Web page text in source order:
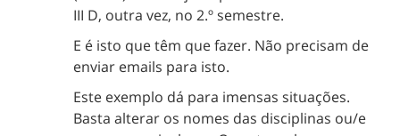
III D, outra vez, no 2.º semestre.
E é isto que têm que fazer. Não precisam de
enviar emails para isto.
Este exemplo dá para imensas situações.
Basta alterar os nomes das disciplinas ou/e